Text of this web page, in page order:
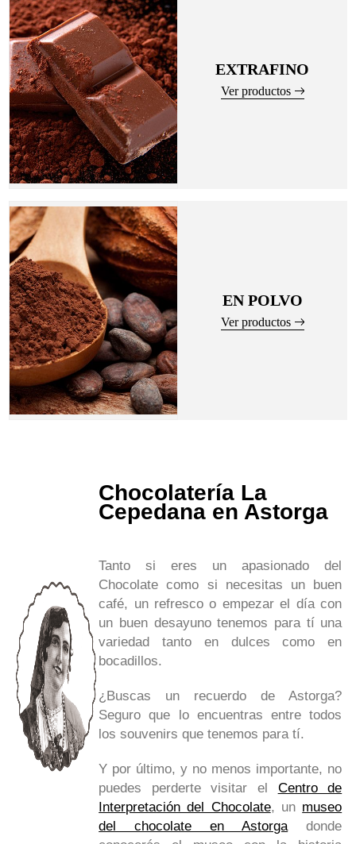
EXTRAFINO
Ver productos
EN POLVO
Ver productos
Chocolatería La
Cepedana en Astorga
Tanto si eres un apasionado del
Chocolate como si necesitas un buen
café, un refresco o empezar el día con
un buen desayuno tenemos para tí una
variedad tanto en dulces como en
bocadillos.
¿Buscas un recuerdo de Astorga?
Seguro que lo encuentras entre todos
los souvenirs que tenemos para tí.
Y por último, y no menos importante, no
puedes perderte visitar el Centro de
Interpretación del Chocolate, un museo
del chocolate en Astorgadonde